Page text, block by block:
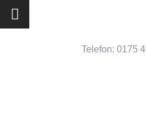
Telefon: 0175